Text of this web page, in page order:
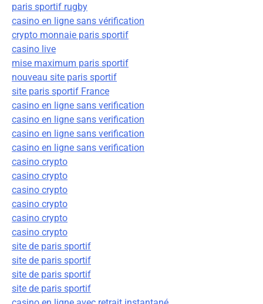
paris sportif rugby
casino en ligne sans vérification
crypto monnaie paris sportif
casino live
mise maximum paris sportif
nouveau site paris sportif
site paris sportif France
casino en ligne sans verification
casino en ligne sans verification
casino en ligne sans verification
casino en ligne sans verification
casino crypto
casino crypto
casino crypto
casino crypto
casino crypto
casino crypto
site de paris sportif
site de paris sportif
site de paris sportif
site de paris sportif